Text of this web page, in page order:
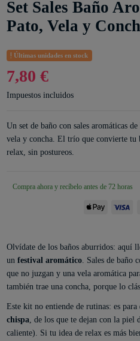
Set Sales Baño
Pato, Vela y
Últimas unidades en stock
7,80 €
Impuestos incluidos
Un set de baño con sales aromáticas
vela y concha. El trío que convierte tu
relax, sin postureos.
Compra ahora y recíbelo antes de 72 horas
Olvídate de los baños aburridos: aquí
un festival aromático. Sales de baño
que no juzgan y una vela aromática
también trae una concha, porque lo
Este kit no entiende de rutinas: es para
chispa, de los que te dejan con la piel
caliente). Si tu idea de relax es más